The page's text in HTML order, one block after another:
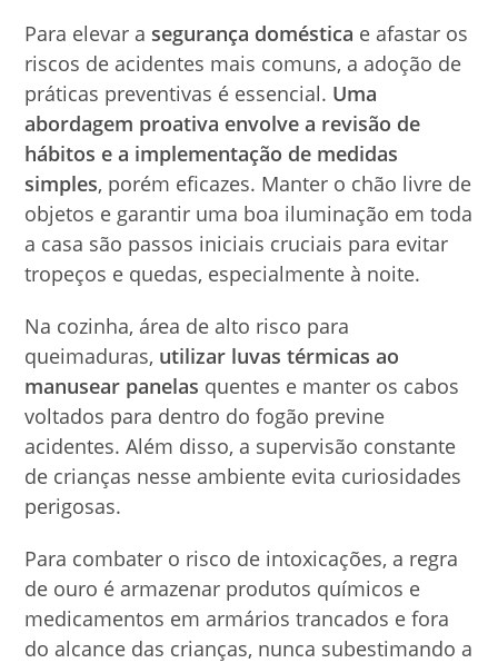
Para elevar a segurança doméstica e afastar os
riscos de acidentes mais comuns, a adoção de
práticas preventivas é essencial. Uma
abordagem proativa envolve a revisão de
hábitos e a implementação de medidas
simples, porém eficazes. Manter o chão livre de
objetos e garantir uma boa iluminação em toda
a casa são passos iniciais cruciais para evitar
tropeços e quedas, especialmente à noite.
Na cozinha, área de alto risco para
queimaduras, utilizar luvas térmicas ao
manusear panelas quentes e manter os cabos
voltados para dentro do fogão previne
acidentes. Além disso, a supervisão constante
de crianças nesse ambiente evita curiosidades
perigosas.
Para combater o risco de intoxicações, a regra
de ouro é armazenar produtos químicos e
medicamentos em armários trancados e fora
do alcance das crianças, nunca subestimando a